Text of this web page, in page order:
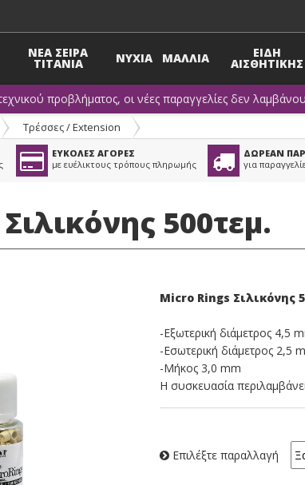
ΝΕΑ ΣΕΙΡΑ
TITANIA ΝΥΧΙΑ ΜΑΛΛΙΑ ΕΙΔΗ
ΑΙΣΘΗΤΙΚΗΣ
προβλήματος, οι νέες παραγγελίες δεν
> Τρέσσες / Extension
ΕΥΚΟΛΕΣ ΑΓΟΡΕΣ
με ευέλικτους τρόπους πληρωμής
ΔΩΡΕΑΝ
για
500τεμ.
Micro Rings Σιλικόνης
-Εξωτερική διάμετρος 4,5
-Εσωτερική διάμετρος 2,5
-Μήκος 3,0 mm
Η συσκευασία
Επιλέξτε παραλλαγή